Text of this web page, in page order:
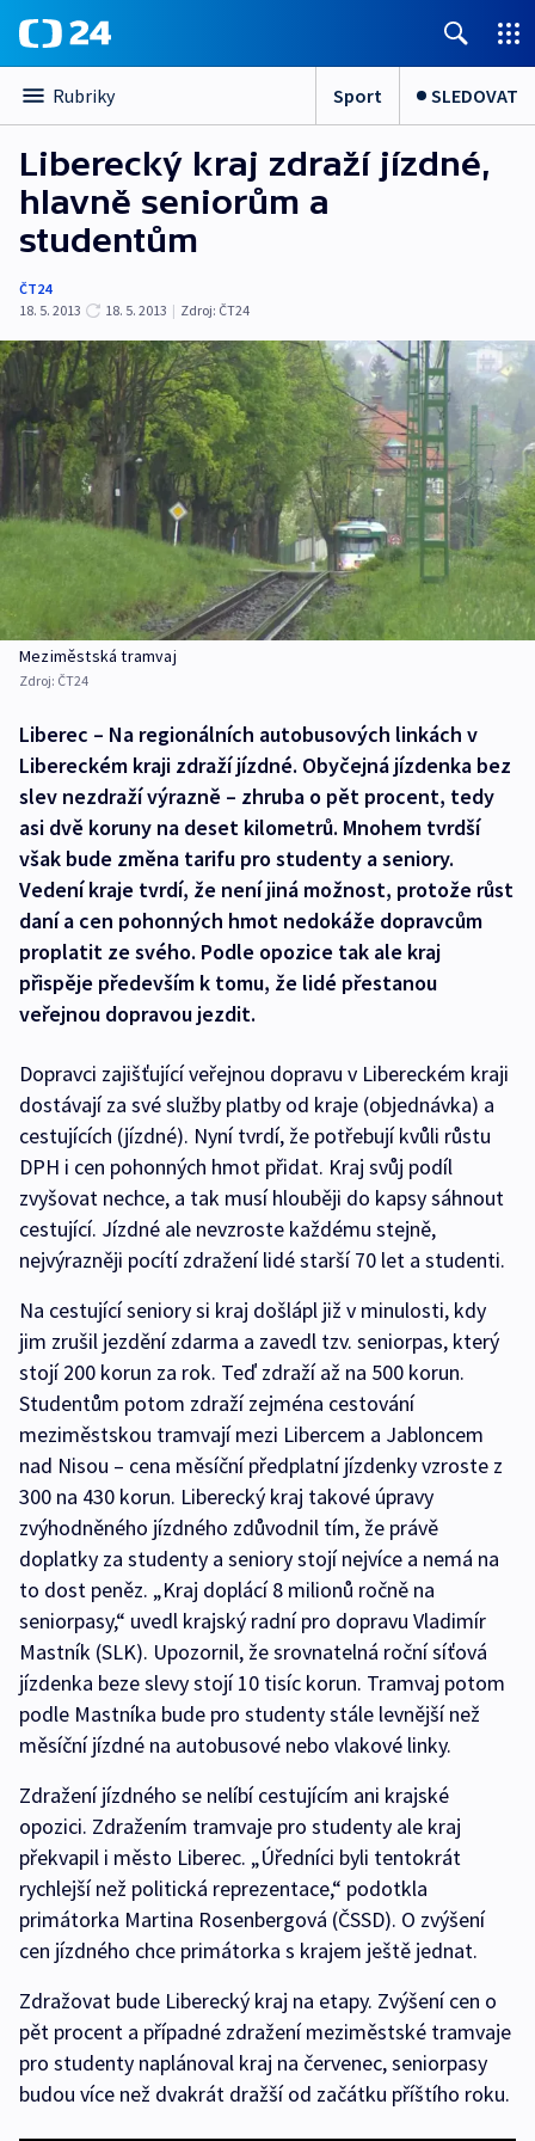
Rubriky Sport SLEDOVAT
Liberecký kraj zdraží jízdné,
hlavně seniorům a
studentům
ČT24
18. 5. 2013
18. 5. 2013 | Zdroj: ČT24
Meziměstská tramvaj
Zdroj: ČT24
Liberec – Na regionálních autobusových linkách v
Libereckém kraji zdraží jízdné. Obyčejná jízdenka bez
slev nezdraží výrazně – zhruba o pět procent, tedy
asi dvě koruny na deset kilometrů. Mnohem tvrdší
však bude změna tarifu pro studenty a seniory.
Vedení kraje tvrdí, že není jiná možnost, protože růst
daní a cen pohonných hmot nedokáže dopravcům
proplatit ze svého. Podle opozice tak ale kraj
přispěje především k tomu, že lidé přestanou
veřejnou dopravou jezdit.
Dopravci zajišťující veřejnou dopravu v Libereckém kraji
dostávají za své služby platby od kraje (objednávka) a
cestujících (jízdné). Nyní tvrdí, že potřebují kvůli růstu
DPH i cen pohonných hmot přidat. Kraj svůj podíl
zvyšovat nechce, a tak musí hlouběji do kapsy sáhnout
cestující. Jízdné ale nevzroste každému stejně,
nejvýrazněji pocítí zdražení lidé starší 70 let a studenti.
Na cestující seniory si kraj došlápl již v minulosti, kdy
jim zrušil jezdění zdarma a zavedl tzv. seniorpas, který
stojí 200 korun za rok. Teď zdraží až na 500 korun.
Studentům potom zdraží zejména cestování
meziměstskou tramvají mezi Libercem a Jabloncem
nad Nisou – cena měsíční předplatní jízdenky vzroste z
300 na 430 korun. Liberecký kraj takové úpravy
zvýhodněného jízdného zdůvodnil tím, že právě
doplatky za studenty a seniory stojí nejvíce a nemá na
to dost peněz. „Kraj doplácí 8 milionů ročně na
seniorpasy,“ uvedl krajský radní pro dopravu Vladimír
Mastník (SLK). Upozornil, že srovnatelná roční síťová
jízdenka beze slevy stojí 10 tisíc korun. Tramvaj potom
podle Mastníka bude pro studenty stále levnější než
měsíční jízdné na autobusové nebo vlakové linky.
Zdražení jízdného se nelíbí cestujícím ani krajské
opozici. Zdražením tramvaje pro studenty ale kraj
překvapil i město Liberec. „Úředníci byli tentokrát
rychlejší než politická reprezentace,“ podotkla
primátorka Martina Rosenbergová (ČSSD). O zvýšení
cen jízdného chce primátorka s krajem ještě jednat.
Zdražovat bude Liberecký kraj na etapy. Zvýšení cen o
pět procent a případné zdražení meziměstské tramvaje
pro studenty naplánoval kraj na červenec, seniorpasy
budou více než dvakrát dražší od začátku příštího roku.